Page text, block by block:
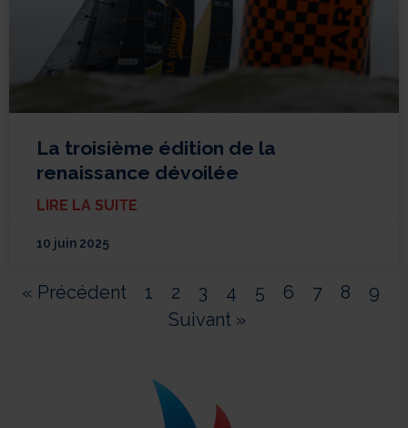
La troisième édition de la
renaissance dévoilée
LIRE LA SUITE
10 juin 2025
« Précédent 1 2 3 4 5 6 7 8
9
Suivant »